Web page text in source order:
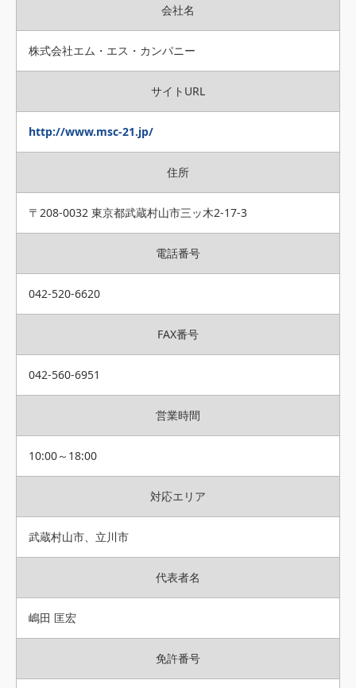
会社名
株式会社エム・エス・カンパニー
サイトURL
http://www.msc-21.jp/
住所
〒208-0032 東京都武蔵村山市三ッ木2-17-3
電話番号
042-520-6620
FAX番号
042-560-6951
営業時間
10:00～18:00
対応エリア
武蔵村山市、立川市
代表者名
嶋田 匡宏
免許番号